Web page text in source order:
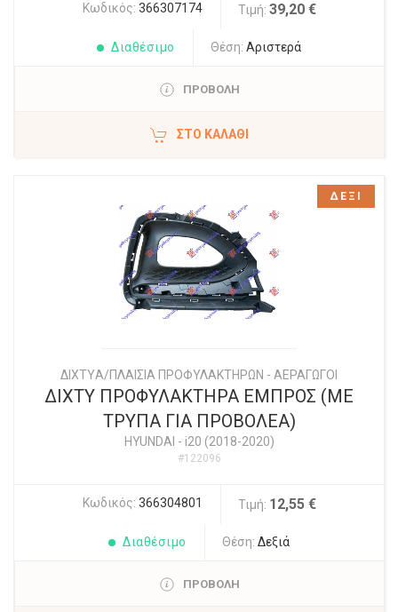
Κωδικός: 366307174 Τιμή: 39,20 €
Διαθέσιμο Θέση: Αριστερά
ΠΡΟΒΟΛΗ
ΣΤΟ ΚΑΛΆΘΙ
ΔΙΧΤYΑ/ΠΛΑΙΣΙΑ ΠΡΟΦΥΛΑΚΤΗΡΩΝ - ΑΕΡΑΓΩΓΟΙ
ΔΙΧΤΥ ΠΡΟΦΥΛΑΚΤΗΡΑ ΕΜΠΡΟΣ (ΜΕ
ΤΡΥΠΑ ΓΙΑ ΠΡΟΒΟΛΕΑ)
HYUNDAI - i20 (2018-2020)
#122096
Κωδικός: 366304801 Τιμή: 12,55 €
Διαθέσιμο Θέση: Δεξιά
ΠΡΟΒΟΛΗ
ΔΕΞΙ